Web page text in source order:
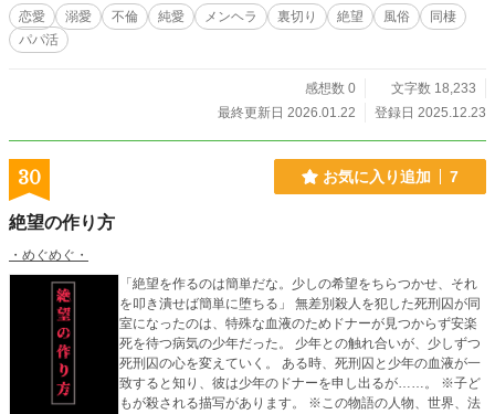
えるための、僕の残された時間。 僕がこの世界に存在してい
ること。それ自体が、僕から君へ贈る、唯一無二の愛の形
る世界を、この命を懸けて生きていく。
恋愛 溺愛 不倫 純愛 メンヘラ 裏切り 絶望 風俗
同棲
パパ活
感想数 0
文字数 18,233
最終更新日 2026.01.22
登録日 2025.12.23
30 お気に入り追加 7
絶望の作り方
・めぐめぐ・
「絶望を作るのは簡単だな。少しの希望をちらつかせ、それ
を叩き潰せば簡単に堕ちる」 無差別殺人を犯した死刑囚が同
室になったのは、特殊な血液のためドナーが見つからず安楽
死を待つ病気の少年だった。 少年との触れ合いが、少しずつ
死刑囚の心を変えていく。 ある時、死刑囚と少年の血液が一
致すると知り、彼は少年のドナーを申し出るが……。 ※子ど
もが殺される描写があります。 ※この物語の人物、世界、法